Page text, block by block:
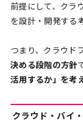
前提にして、クラ
を設計・開発する
つまり、クラウド
決める段階の方針
活用するか」を考
クラウド・バイ